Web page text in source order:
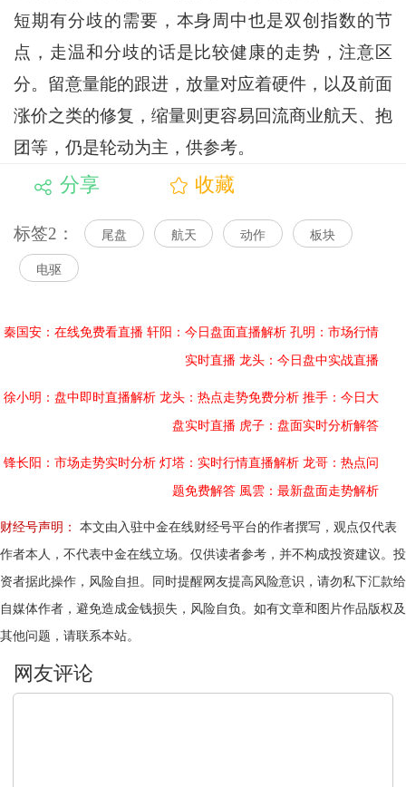
短期有分歧的需要，本身周中也是双创指数的节
点，走温和分歧的话是比较健康的走势，注意区
分。留意量能的跟进，放量对应着硬件，以及前面
涨价之类的修复，缩量则更容易回流商业航天、抱
团等，仍是轮动为主，供参考。
分享 收藏
标签2： 尾盘 航天 动作 板块
电驱
秦国安：在线免费看直播 轩阳：今日盘面直播解析 孔明：市场行情
实时直播 龙头：今日盘中实战直播
徐小明：盘中即时直播解析 龙头：热点走势免费分析 推手：今日大
盘实时直播 虎子：盘面实时分析解答
锋长阳：市场走势实时分析 灯塔：实时行情直播解析 龙哥：热点问
题免费解答 風雲：最新盘面走势解析
财经号声明：
本文由入驻中金在线财经号平台的作者撰写，观点仅代表
作者本人，不代表中金在线立场。仅供读者参考，并不构成投资建议。投
资者据此操作，风险自担。同时提醒网友提高风险意识，请勿私下汇款给
自媒体作者，避免造成金钱损失，风险自负。如有文章和图片作品版权及
其他问题，请联系本站。